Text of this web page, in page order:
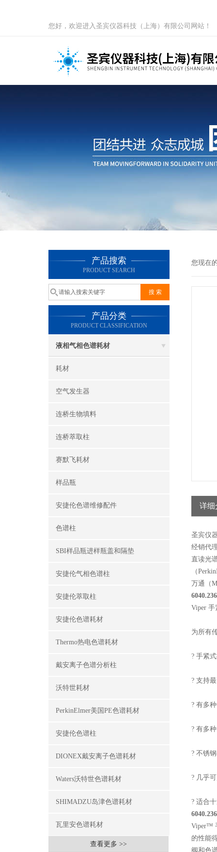
您好，欢迎进入圣宾仪器科技（上海）有限公司网站！
产品搜索
PRODUCT SEARCH
产品分类
PRODUCT CLASSIFICATION
液相气相色谱耗材
耗材
空气发生器
连桥生物填料
连桥萃取柱
赛默飞耗材
样品瓶
安捷伦色谱维修配件
色谱柱
SBI样品瓶进样瓶盖和隔垫
安捷伦气相色谱柱
安捷伦萃取柱
安捷伦色谱耗材
Thermo热电色谱耗材
戴安离子色谱分析柱
沃特世耗材
PerkinElmer美国PE色谱耗材
安捷伦色谱柱
DIONEX戴安离子色谱耗材
Waters沃特世色谱耗材
SHIMADZU岛津色谱耗材
瓦里安色谱耗材
查看更多 >>
您现在
详细
圣宾仪
经销代
直读光
（
万通（
Viper
为所有
? 手紧
? 支持
? 有多
? 有多
? 不锈
? 几乎
? 适合
Viper™
的性能
阀和色